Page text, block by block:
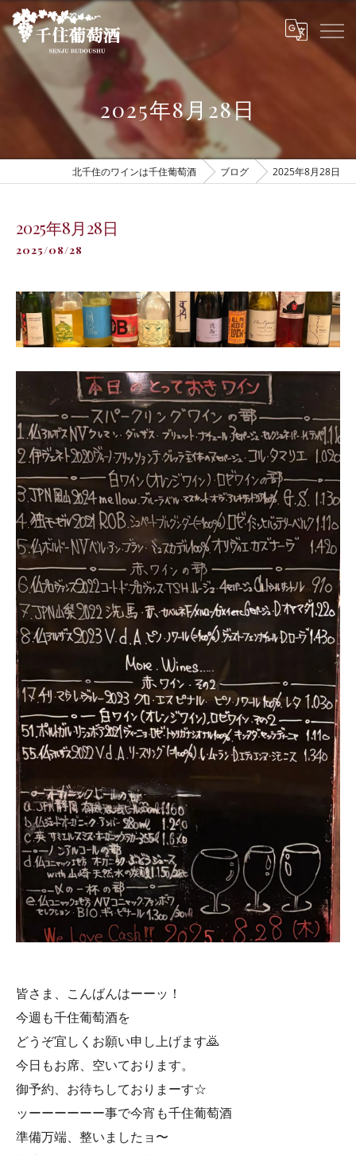
2025年8月28日
北千住のワインは千住葡萄酒 ブログ 2025年8月28日
2025年8月28日
2025/08/28
皆さま、こんばんはーーッ！
今週も千住葡萄酒を
どうぞ宜しくお願い申し上げます🙇
今日もお席、空いております。
御予約、お待ちしておりまーす☆
ッーーーーーー事で今宵も千住葡萄酒
準備万端、整いましたョ〜